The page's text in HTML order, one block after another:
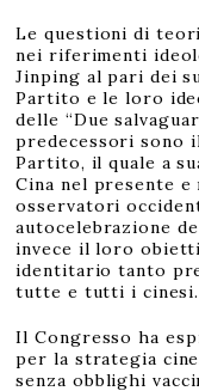
Le questioni di
nei riferimenti
Jinping al pari dei
Partito e le loro
delle “Due
predecessori sono
Partito, il quale a
Cina nel presente
osservatori
autocelebrazione
invece il loro
identitario tanto
tutte e tutti i cinesi.
Il Congresso ha
per la strategia
senza obblighi